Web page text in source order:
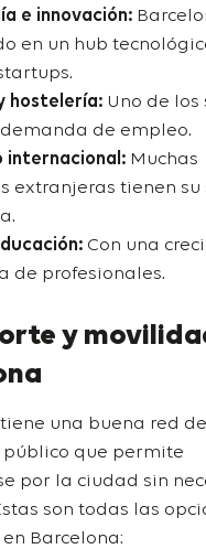
e innovación:
en un hub
hostelería: Uno de los
de empleo.
internacional: Muchas
extranjeras tienen su
Con una
de profesionales.
y
una buena red de
que permite
por la ciudad sin
son todas las
Barcelona: